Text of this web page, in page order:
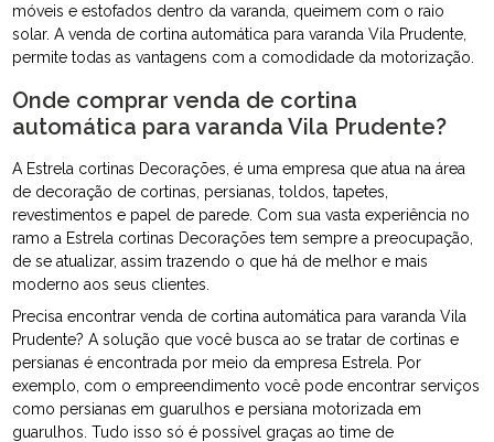
móveis e estofados dentro da varanda, queimem com o raio
solar. A venda de cortina automática para varanda Vila Prudente,
permite todas as vantagens com a comodidade da motorização.
Onde comprar venda de cortina
automática para varanda Vila Prudente?
A Estrela cortinas Decorações, é uma empresa que atua na área
de decoração de cortinas, persianas, toldos, tapetes,
revestimentos e papel de parede. Com sua vasta experiência no
ramo a Estrela cortinas Decorações tem sempre a preocupação,
de se atualizar, assim trazendo o que há de melhor e mais
moderno aos seus clientes.
Precisa encontrar venda de cortina automática para varanda Vila
Prudente? A solução que você busca ao se tratar de cortinas e
persianas é encontrada por meio da empresa Estrela. Por
exemplo, com o empreendimento você pode encontrar serviços
como persianas em guarulhos e persiana motorizada em
guarulhos. Tudo isso só é possível graças ao time de